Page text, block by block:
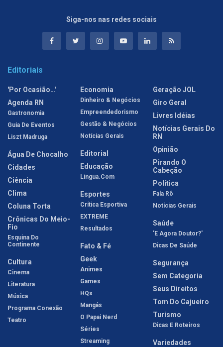
Siga-nos nas redes sociais
Editoriais
'Por Ocasião…'
Agenda RN
Gastronomia
Guia De Eventos
Liszt Madruga
Água De Chocalho
Cidades
Ciência
Clima
Coluna Torta
Crônicas Do Meio-
Fio
Esquina Do
Continente
Cultura
Cinema
Literatura
Música
Programa Conexão
Teatro
Economia
Dinheiro & Negócios
Empreendedorismo
Gestão & Negócios
Notícias Gerais
Editorial
Educação
Língua.com
Esportes
Crítica Esportiva
EXTREME
Resultados
Fato & Fé
Geek
Animes
Games
HQs
Mangás
O Papai Nerd
Séries
Streaming
Geração JOL
Giro Geral
Livres Idéias
Notícias Gerais Do
RN
Opinião
Pirando O
Cabeção
Política
Fala Rô
Notícias Gerais
Saúde
'E Agora Doutor?'
Dicas De Saúde
Segurança
Sem Categoria
Seus Direitos
Tom Do Cajueiro
Turismo
Dicas E Roteiros
Variedades